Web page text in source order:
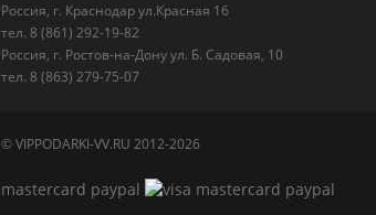
Россия, г. Краснодар ул.Красная 16
тел. 8 (861) 292-19-82
Россия, г. Ростов-на-Дону ул. Б. Садовая, 10
тел. 8 (863) 279-75-07
© VIPPODARKI-VV.RU 2012-2026